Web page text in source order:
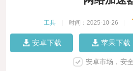
工具 时间：2025-10-26
安卓下载 苹果下载
安卓市场，安